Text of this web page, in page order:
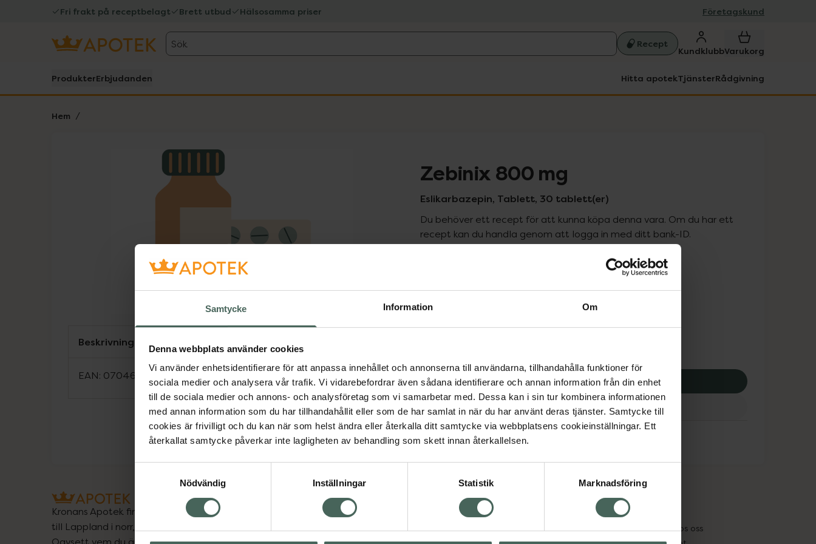
Samtycke Information Om
Denna webbplats använder cookies
Vi använder enhetsidentifierare för att anpassa innehållet och annonserna till användarna, tillhandahålla funktioner för
sociala medier och analysera vår trafik. Vi vidarebefordrar även sådana identifierare och annan information från din enhet
till de sociala medier och annons- och analysföretag som vi samarbetar med. Dessa kan i sin tur kombinera informationen
med annan information som du har tillhandahållit eller som de har samlat in när du har använt deras tjänster. Samtycke till
cookies är frivilligt och du kan när som helst ändra eller återkalla ditt samtycke via webbplatsens cookieinställningar. Ett
återkallat samtycke påverkar inte lagligheten av behandling som skett innan återkallelsen.
Nödvändig
Inställningar Statistik Marknadsföring
Fri frakt på receptbelagt Brett utbud Hälsosamma priser Företagskund
Sök Recept
KundklubbVarukorg
ProdukterErbjudanden Hitta apotekTjänsterRådgivning
Hem
Lista: . Innehåller 1 objekt. Zebinix 800 mg
Eslikarbazepin, Tablett, 30 tablett(er)
Du behöver ett recept för att kunna köpa denna vara. Om du har ett
recept kan du handla genom att logga in med ditt bank-ID.
Pris med recept
Högkostnadsskyddet gäller
1592,58 kr
Köp via ditt recept
Aktuella erbjudanden
Beskrivning
EAN: 07046261531931
Kronans Apotek finns här för dig. Du hittar oss från Skåne i syd
till Lappland i norr, och online i mobilen och på datorn.
Oavsett vem du är så är det vårt uppdrag att hjälpa just dig
Om recept och läkemedel
Jobba hos oss